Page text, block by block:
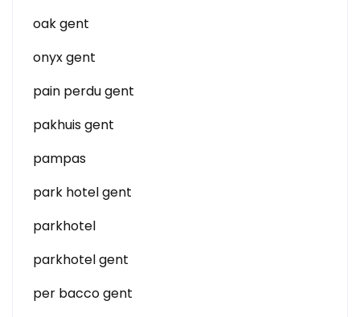
oak gent
onyx gent
pain perdu gent
pakhuis gent
pampas
park hotel gent
parkhotel
parkhotel gent
per bacco gent